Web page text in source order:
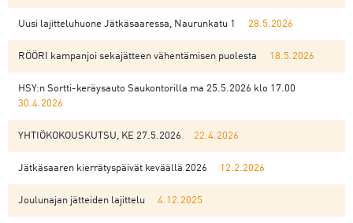
Uusi lajitteluhuone Jätkäsaaressa, Naurunkatu 1 28.5.2026
RÖÖRI kampanjoi sekajätteen vähentämisen puolesta 18.5.2026
HSY:n Sortti-keräysauto Saukontorilla ma 25.5.2026 klo 17.00
30.4.2026
YHTIÖKOKOUSKUTSU, KE 27.5.2026 22.4.2026
Jätkäsaaren kierrätyspäivät keväällä 2026 12.2.2026
Joulunajan jätteiden lajittelu 4.12.2025